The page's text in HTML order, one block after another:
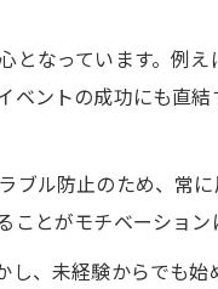
を正直解説
すさの実感
する視点
す影響
なっています。例
ントの成功にも直
ル防止のため、常
とがモチベーション
、未経験からでも